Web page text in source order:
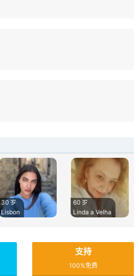
30 岁
Lisbon
60 岁
Linda a Velha
支持
100%免费